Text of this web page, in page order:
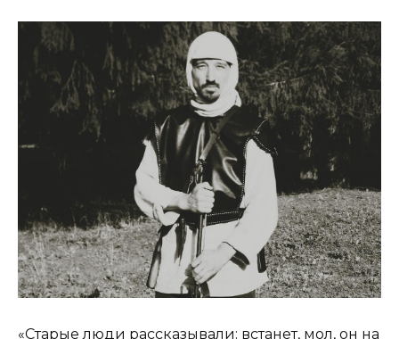
«Старые люди рассказывали: встанет, мол, он на